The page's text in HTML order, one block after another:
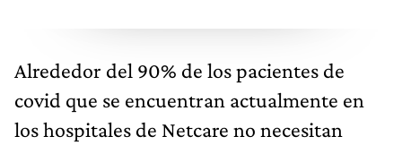
Alrededor del 90% de los pacientes de
covid que se encuentran actualmente en
los hospitales de Netcare no necesitan